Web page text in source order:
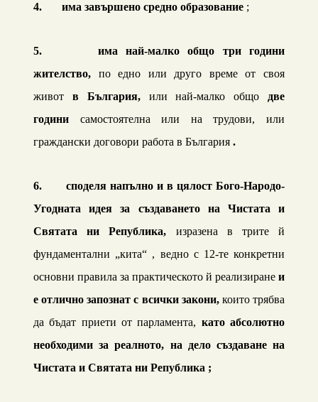
4. има завършено средно образование ;
5. иманай-малко общо тригодини
жителство, по едно или друго време от своя
живот в България, или най-малко общо две
години самостоятелна или на трудови, или
граждански договори работа в България .
6.
споделя напълно и в цялост Бого-Народо-
Угодната идея за създаването на Чистата и
Святата ни Република, изразена в трите й
фундаментални „кита“ , ведно с 12-те конкретни
основни правила за практическото й реализиране и
е отлично запознат с всички закони, които трябва
да бъдат приети от парламента, като абсолютно
необходими за реалното, на дело създаване на
Чистата и Святата ни Република ;